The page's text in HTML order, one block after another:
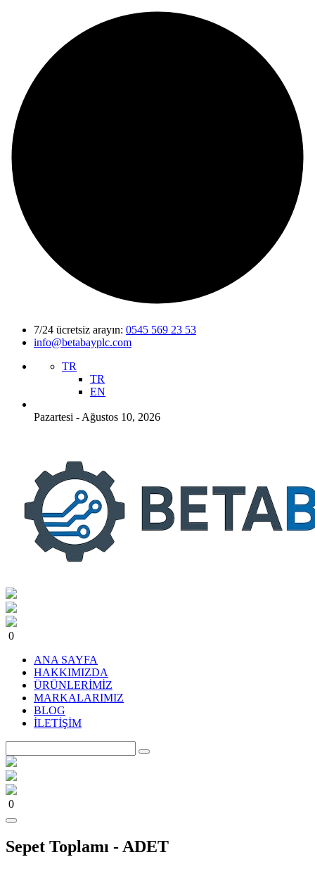
7/24 ücretsiz arayın: 0545 569 23 53
info@betabayplc.com
TR
TR
EN
Pazartesi - Ağustos 10, 2026
0
ANA SAYFA
HAKKIMIZDA
ÜRÜNLERİMİZ
MARKALARIMIZ
BLOG
İLETİŞİM
0
Sepet Toplamı - ADET